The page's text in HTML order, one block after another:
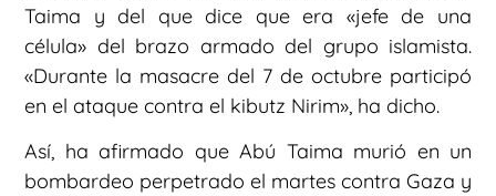
Taima y del que dice que era «jefe de una
célula» del brazo armado del grupo islamista.
«Durante la masacre del 7 de octubre participó
en el ataque contra el kibutz Nirim», ha dicho.
Así, ha afirmado que Abú Taima murió en un
bombardeo perpetrado el martes contra Gaza y